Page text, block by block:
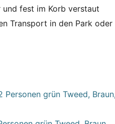
fest im Korb verstaut
Transport in den Park oder